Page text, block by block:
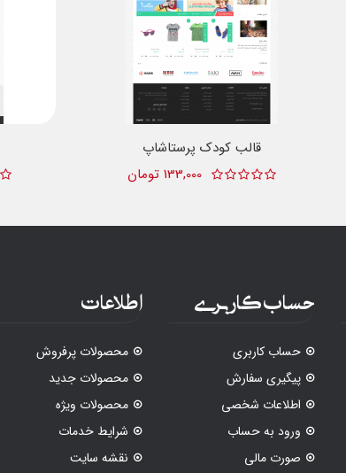
قالب کودک پرستاشاپ
133,000 تومان
حساب کاربری
حساب کاربری
پیگیری سفارش
اطلاعات شخصی
ورود به حساب
صورت مالی
اطلاعات
محصولات پرفروش
محصولات جدید
محصولات ویژه
شرایط خدمات
نقشه سایت